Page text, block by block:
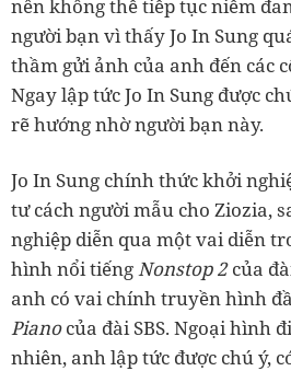
nên không thể tiếp tục niềm
người bạn vì thấy Jo In Sung
thầm gửi ảnh của anh đến các
Ngay lập tức Jo In Sung được
rẽ hướng nhờ người bạn này.
Jo In Sung chính thức khởi
tư cách người mẫu cho Ziozia,
nghiệp diễn qua một vai diễn
hình nổi tiếngNonstop 2của
anh có vai chính truyền hình
Pianocủa đài SBS. Ngoại hình
nhiên, anh lập tức được chú ý,